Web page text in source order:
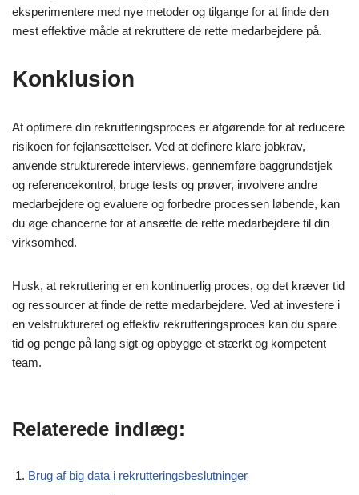
eksperimentere med nye metoder og tilgange for at finde den
mest effektive måde at rekruttere de rette medarbejdere på.
Konklusion
At optimere din rekrutteringsproces er afgørende for at reducere
risikoen for fejlansættelser. Ved at definere klare jobkrav,
anvende strukturerede interviews, gennemføre baggrundstjek
og referencekontrol, bruge tests og prøver, involvere andre
medarbejdere og evaluere og forbedre processen løbende, kan
du øge chancerne for at ansætte de rette medarbejdere til din
virksomhed.
Husk, at rekruttering er en kontinuerlig proces, og det kræver tid
og ressourcer at finde de rette medarbejdere. Ved at investere i
en velstruktureret og effektiv rekrutteringsproces kan du spare
tid og penge på lang sigt og opbygge et stærkt og kompetent
team.
Relaterede indlæg:
Brug af big data i rekrutteringsbeslutninger